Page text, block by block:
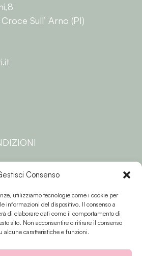
Consenso
utilizziamo tecnologie come i cookie per
informazioni del dispositivo. Il consenso a
di elaborare dati come il comportamento di
sito. Non acconsentire o ritirare il consenso
alcune caratteristiche e funzioni.
Sull’ Arno (PI)